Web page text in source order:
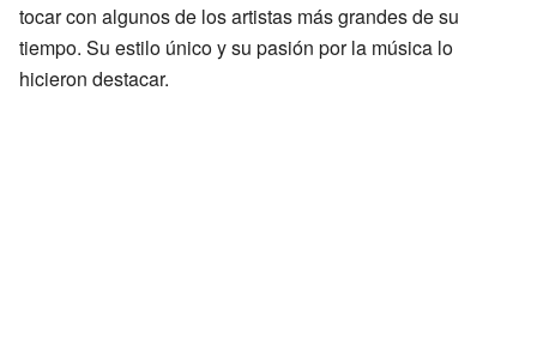
tocar con algunos de los artistas más grandes de su
tiempo. Su estilo único y su pasión por la música lo
hicieron destacar.